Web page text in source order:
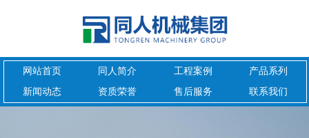
网站首页 同人简介 工程案例
产品系列
新闻动态
资质荣誉 售后服务 联系我们